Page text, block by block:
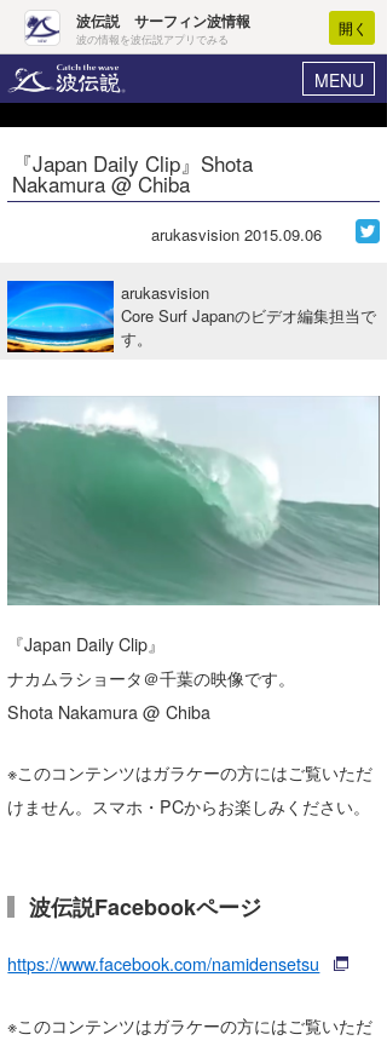
波伝説 サーフィン波情報
波の情報を波伝説アプリでみる
開く
MENU
ヘルプ マイホーム
ログイン
波情報･概況
WAVE HUNTER 波予想ツール
ニュース
サーフィンエリアガイド
『Japan Daily Clip』Shota
Nakamura @ Chiba
arukasvision 2015.09.06
arukasvision
Core Surf Japanのビデオ編集担当で
す。
『Japan Daily Clip』
ナカムラショータ＠千葉の映像です。
Shota Nakamura @ Chiba
※このコンテンツはガラケーの方にはご覧いただ
けません。スマホ・PCからお楽しみください。
波伝説Facebookページ
https://www.facebook.com/namidensetsu
※このコンテンツはガラケーの方にはご覧いただ
Core Surf Japan
アート＆エンタメ
トラベル
千葉北
千葉南
四国
その他
ルール＆How to
VOTE!
サーファーズ